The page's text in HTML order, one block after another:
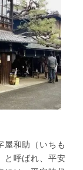
屋和助（いちも
と呼ばれ、平安